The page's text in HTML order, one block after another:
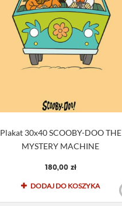
Plakat 30x40 SCOOBY-DOO THE
MYSTERY MACHINE
180,00 zł
DODAJ DO KOSZYKA